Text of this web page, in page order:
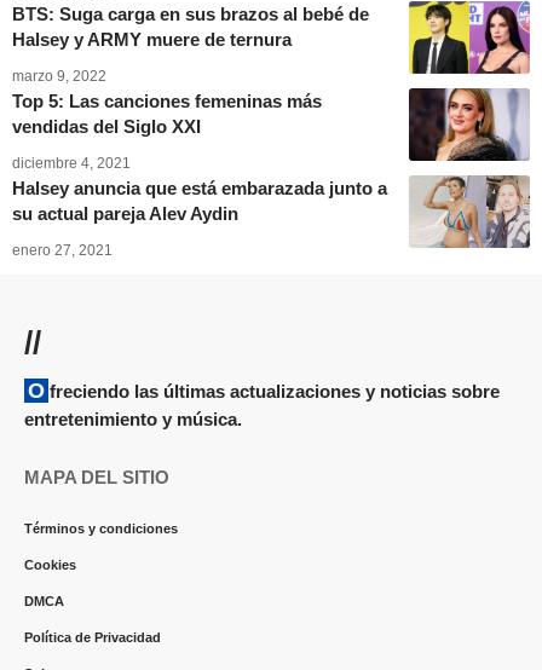
BTS: Suga carga en sus brazos al bebé de
Halsey y ARMY muere de ternura
marzo 9, 2022
Top 5: Las canciones femeninas más
vendidas del Siglo XXI
diciembre 4, 2021
Halsey anuncia que está embarazada junto a
su actual pareja Alev Aydin
enero 27, 2021
//
Ofreciendo las últimas actualizaciones y noticias sobre
entretenimiento y música.
MAPA DEL SITIO
Términos y condiciones
Cookies
DMCA
Política de Privacidad